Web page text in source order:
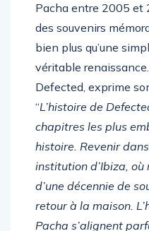
Pacha entre 2005 et
des souvenirs
bien plus qu’une
véritable renaissance.
Defected, exprime
“L’histoire de
chapitres les plus
histoire. Revenir
institution d’Ibiza,
d’une décennie de
retour à la maison.
Pacha s’alignent